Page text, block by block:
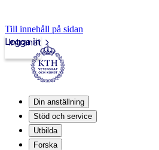
Till innehåll på sidan
Intranät
Logga in
Din anställning
Stöd och service
Utbilda
Forska